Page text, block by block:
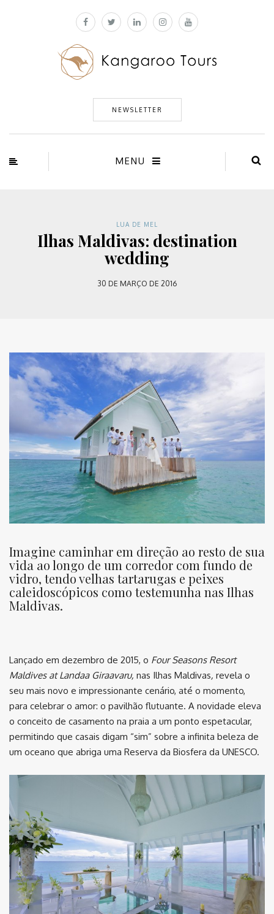
NEWSLETTER
MENU
LUA DE MEL
Ilhas Maldivas: destination
wedding
30 DE MARÇO DE 2016
Imagine caminhar em direção ao resto de sua
vida ao longo de um corredor com fundo de
vidro, tendo velhas tartarugas e peixes
caleidoscópicos como testemunha nas Ilhas
Maldivas.
Lançado em dezembro de 2015, o Four Seasons Resort
Maldives at Landaa Giraavaru, nas Ilhas Maldivas, revela o
seu mais novo e impressionante cenário, até o momento,
para celebrar o amor: o pavilhão flutuante. A novidade eleva
o conceito de casamento na praia a um ponto espetacular,
permitindo que casais digam “sim” sobre a infinita beleza de
um oceano que abriga uma Reserva da Biosfera da UNESCO.